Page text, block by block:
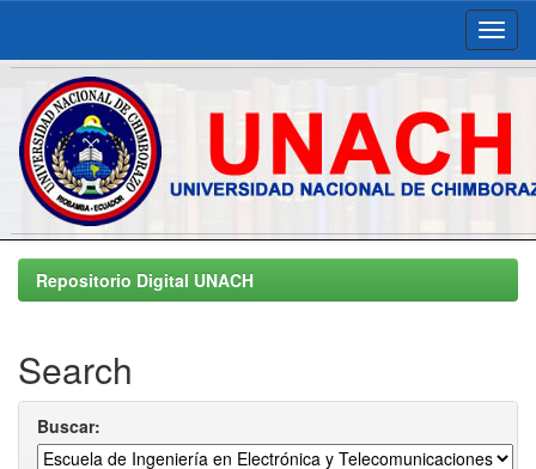
Skip
navigationRepositorio Digital UNACH
Search
Buscar: